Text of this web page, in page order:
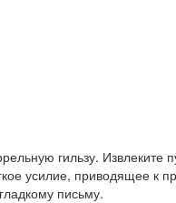
гильзу. Извлеките
усилие, приводящее к
письму.